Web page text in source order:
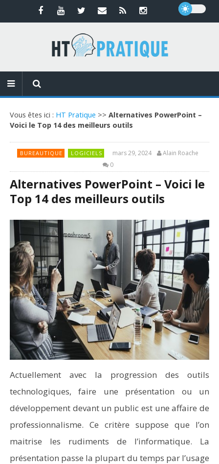
Vous êtes ici : HT Pratique >> Alternatives PowerPoint –
Voici le Top 14 des meilleurs outils
BUREAUTIQUE LOGICIELS mars 29, 2024
Alain Roache
0
Alternatives PowerPoint – Voici le
Top 14 des meilleurs outils
Actuellement avec la progression des outils
technologiques, faire une présentation ou un
développement devant un public est une affaire de
professionnalisme. Ce critère suppose que l’on
maitrise les rudiments de l’informatique. La
présentation passe la plupart du temps par l’usage